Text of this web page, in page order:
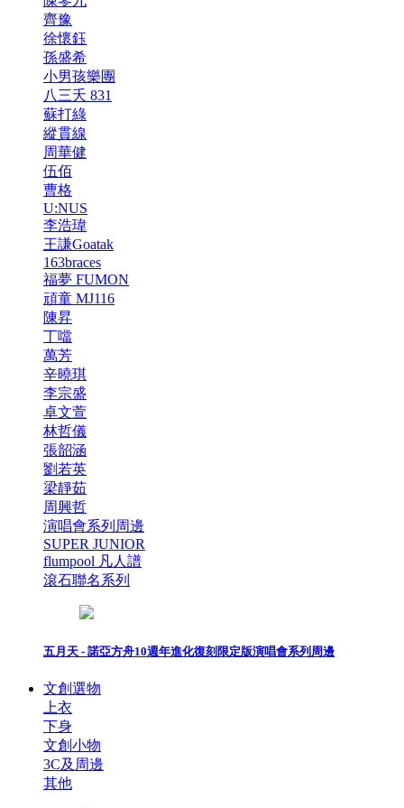
齊豫
徐懷鈺
孫盛希
小男孩樂團
八三夭 831
蘇打綠
縱貫線
周華健
伍佰
曹格
U:NUS
李浩瑋
王謙Goatak
163braces
福夢 FUMON
頑童 MJ116
陳昇
丁噹
萬芳
辛曉琪
李宗盛
卓文萱
林哲儀
張韶涵
劉若英
梁靜茹
周興哲
演唱會系列周邊
SUPER JUNIOR
flumpool 凡人譜
滾石聯名系列
五月天 - 諾亞方舟10週年進化復刻限定版演唱會系列周邊
文創選物
上衣
下身
文創小物
3C及周邊
其他